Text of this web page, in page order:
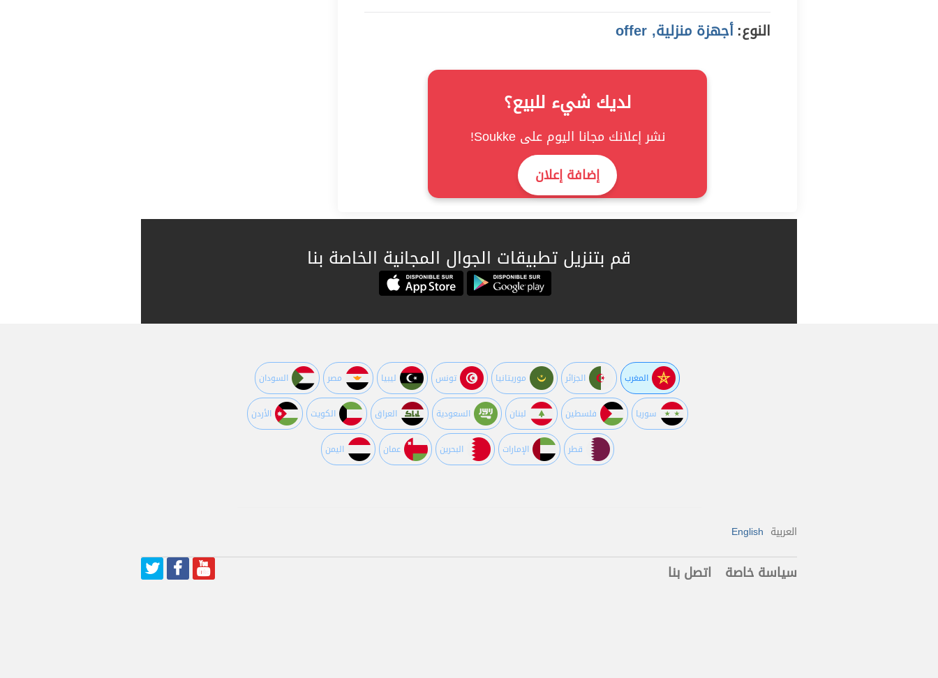
النوع:أجهزة منزلية, offer
لديك شيء للبيع؟
نشر إعلانك مجانا اليوم على Soukke!
إضافة إعلان
قم بتنزيل تطبيقات الجوال المجانية الخاصة بنا
المغرب الجزائر موريتانيا تونس ليبيا مصر السودان
سوريا فلسطين لبنان السعودية العراق الكويت اﻷردن
قطر اﻹمارات البحرين عمان اليمن
العربية English
سياسة خاصة اتصل بنا